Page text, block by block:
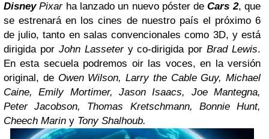
DisneyPixarha lanzado un nuevo póster de Cars 2, que
se estrenará en los cines de nuestro país el próximo 6
de julio, tanto en salas convencionales como 3D, y está
dirigida por John Lassetery co-dirigida porBrad Lewis.
En esta secuela podremos oir las voces, en la versión
original, deOwen Wilson, Larry the Cable Guy, Michael
Caine, Emily Mortimer, Jason Isaacs, Joe Mantegna,
Peter Jacobson, Thomas Kretschmann, Bonnie Hunt,
Cheech Marin y Tony Shalhoub.